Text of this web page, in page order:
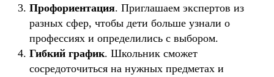
Профориентация. Приглашаем экспертов из
разных сфер, чтобы дети больше узнали о
профессиях и определились с выбором.
Гибкий график. Школьник сможет
сосредоточиться на нужных предметах и